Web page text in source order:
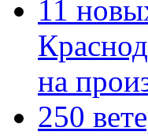
11
на
250